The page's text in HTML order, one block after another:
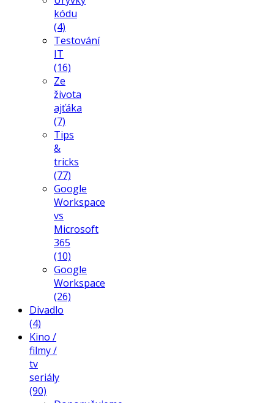
kódu
(4)
Testování
IT
(16)
Ze
života
ajťáka
(7)
Tips
&
tricks
(77)
Google
Workspace
vs
Microsoft
365
(10)
Google
Workspace
(26)
Divadlo
(4)
Kino /
filmy /
tv
seriály
(90)